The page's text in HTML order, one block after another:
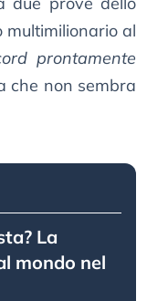
multimilionario al
prontamente
che non sembra
La
mondo nel